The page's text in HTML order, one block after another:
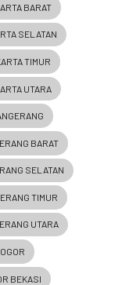
BARAT
SELATAN
TIMUR
UTARA
BARAT
SELATAN
TIMUR
UTARA
BEKASI